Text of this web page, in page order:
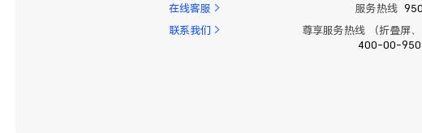
在线客服
联系我们
服务热线
尊享服务热线 （折叠屏、
400-00-